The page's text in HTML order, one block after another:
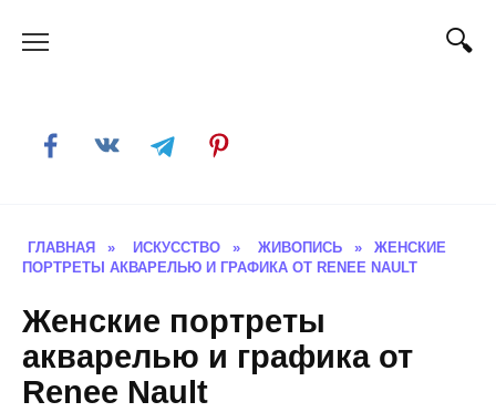
ГЛАВНАЯ » ИСКУССТВО » ЖИВОПИСЬ »
ЖЕНСКИЕ
ПОРТРЕТЫ АКВАРЕЛЬЮ И ГРАФИКА ОТ RENEE NAULT
Женские портреты
акварелью и графика от
Renee Nault